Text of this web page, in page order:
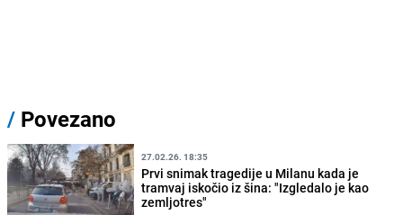
/ Povezano
27.02.26. 18:35
Prvi snimak tragedije u Milanu kada je
tramvaj iskočio iz šina: "Izgledalo je kao
zemljotres"